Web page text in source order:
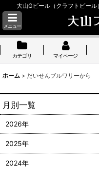
大山Gビール（クラフトビー
メニュー
カテゴリ マイページ
ホーム > だいせんブルワリーから
月別一覧
2026年
2025年
2024年